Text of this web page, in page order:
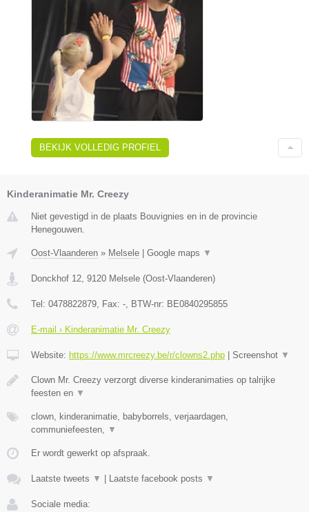
BEKIJK VOLLEDIG PROFIEL
Kinderanimatie Mr. Creezy
Niet gevestigd in de plaats Bouvignies en in de provincie
Henegouwen.
Oost-Vlaanderen » Melsele Google maps ▼
Donckhof 12, 9120 Melsele (Oost-Vlaanderen)
Tel: 0478822879, Fax: -, BTW-nr: BE0840295855
E-mail › Kinderanimatie Mr. Creezy
Website: https://www.mrcreezy.be/r/clowns2.php Screenshot ▼
Clown Mr. Creezy verzorgt diverse kinderanimaties op talrijke
feesten en ▼
clown, kinderanimatie, babyborrels, verjaardagen,
communiefeesten, ▼
Er wordt gewerkt op afspraak.
Laatste tweets ▼ Laatste facebook posts ▼
Sociale media: